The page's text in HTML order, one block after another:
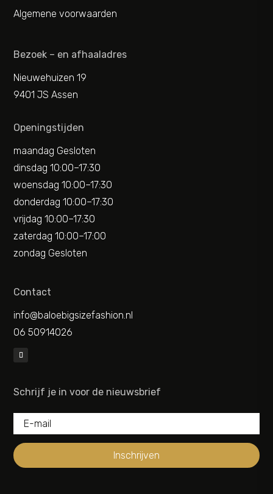
Algemene voorwaarden
Bezoek – en afhaaladres
Nieuwehuizen 19
9401 JS Assen
Openingstijden
maandag Gesloten
dinsdag 10:00–17:30
woensdag 10:00–17:30
donderdag 10:00–17:30
vrijdag 10:00–17:30
zaterdag 10:00–17:00
zondag Gesloten
Contact
info@baloebigsizefashion.nl
06 50914026
Schrijf je in voor de nieuwsbrief
Inschrijven